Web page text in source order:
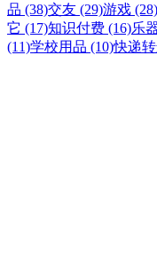
品 (38)交友 (29)游戏 (28)
它 (17)知识付费 (16)乐
(11)学校用品 (10)快递